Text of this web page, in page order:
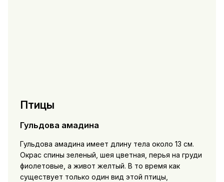
Птицы
Гульдова амадина
Гульдова амадина имеет длину тела около 13 см.
Окрас спины зеленый, шея цветная, перья на груди
фиолетовые, а живот желтый. В то время как
существует только один вид этой птицы,